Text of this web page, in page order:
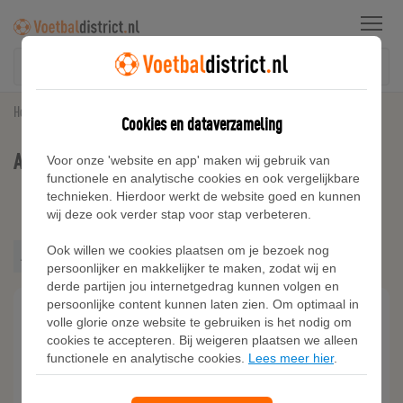
Menu
Home
Adidas
Nike
Puma
Adidas Natuurgras Voetbalschoenen
Kies filters
Adidas
Cookies en dataverzameling
Voor onze 'website en app' maken wij gebruik van
functionele en analytische cookies en ook vergelijkbare
technieken. Hierdoor werkt de website goed en kunnen
wij deze ook verder stap voor stap verbeteren.
Ook willen we cookies plaatsen om je bezoek nog
persoonlijker en makkelijker te maken, zodat wij en
derde partijen jou internetgedrag kunnen volgen en
persoonlijke content kunnen laten zien. Om optimaal in
volle glorie onze website te gebruiken is het nodig om
cookies te accepteren. Bij weigeren plaatsen we alleen
functionele en analytische cookies. Lees meer hier.